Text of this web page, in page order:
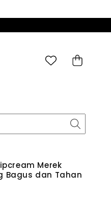
Cart
Merek
Bagus dan Tahan